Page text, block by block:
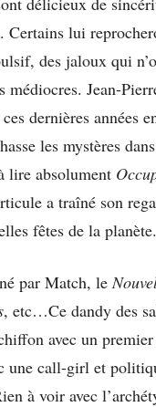
Certains lui
des jaloux qui
médiocres. Jean-
ces dernières années
les mystères
lire absolument
a traîné son
fêtes de la planète.
par Match, le
, etc…Ce dandy des
avec un
une call-girl et
à voir avec